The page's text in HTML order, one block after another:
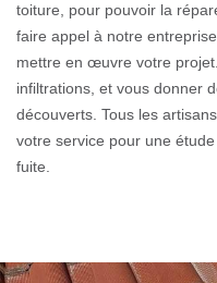
toiture, pour pouvoir la
faire appel à notre
mettre en œuvre votre
infiltrations, et vous donner
découverts. Tous les
votre service pour une
fuite.